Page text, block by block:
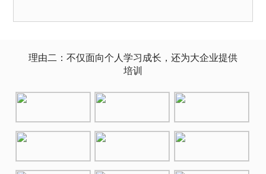
理由二：不仅面向个人学习成长，还为大企业提供
培训